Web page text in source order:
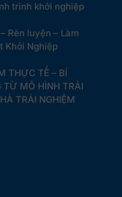
trình khởi nghiệp
Rèn luyện – Làm
Khởi Nghiệp
THỰC TẾ – BÍ
TỪ MÔ HÌNH TRẢI
TRẢI NGHIỆM